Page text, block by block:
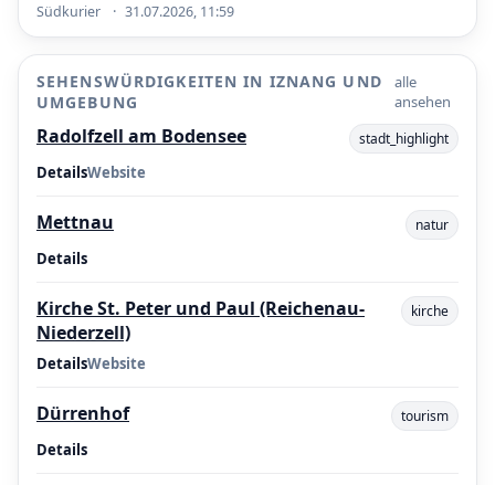
Südkurier · 31.07.2026, 11:59
SEHENSWÜRDIGKEITEN IN IZNANG UND
UMGEBUNG
alle
ansehen
Radolfzell am Bodensee stadt_highlight
DetailsWebsite
Mettnau natur
Details
Kirche St. Peter und Paul (Reichenau-
Niederzell)
kirche
DetailsWebsite
Dürrenhof tourism
Details